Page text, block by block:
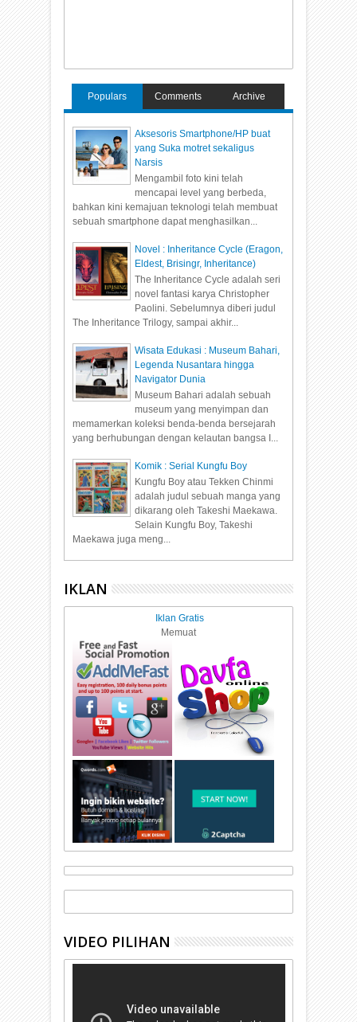
Populars Comments Archive
Aksesoris Smartphone/HP buat
yang Suka motret sekaligus
Narsis
Mengambil foto kini telah
mencapai level yang berbeda,
bahkan kini kemajuan teknologi telah membuat
sebuah smartphone dapat menghasilkan...
Novel : Inheritance Cycle (Eragon,
Eldest, Brisingr, Inheritance)
The Inheritance Cycle adalah seri
novel fantasi karya Christopher
Paolini. Sebelumnya diberi judul
The Inheritance Trilogy, sampai akhir...
Wisata Edukasi : Museum Bahari,
Legenda Nusantara hingga
Navigator Dunia
Museum Bahari adalah sebuah
museum yang menyimpan dan
memamerkan koleksi benda-benda bersejarah
yang berhubungan dengan kelautan bangsa I...
Komik : Serial Kungfu Boy
Kungfu Boy atau Tekken Chinmi
adalah judul sebuah manga yang
dikarang oleh Takeshi Maekawa.
Selain Kungfu Boy, Takeshi
Maekawa juga meng...
IKLAN
Iklan Gratis
Memuat
VIDEO PILIHAN